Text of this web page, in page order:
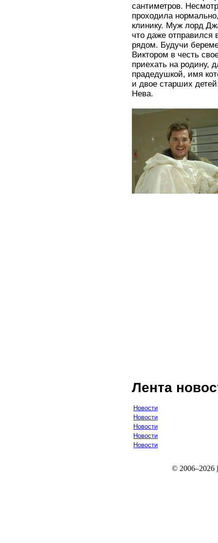
сантиметров.
проходила
клинику. Муж лорд
что даже отправился
рядом. Будучи
Виктором в честь
приехать на родину,
прадедушкой, имя
и двое старших
Нева.
Лента
Новости
Новости
Новости
Новости
Новости
© 2006–2026